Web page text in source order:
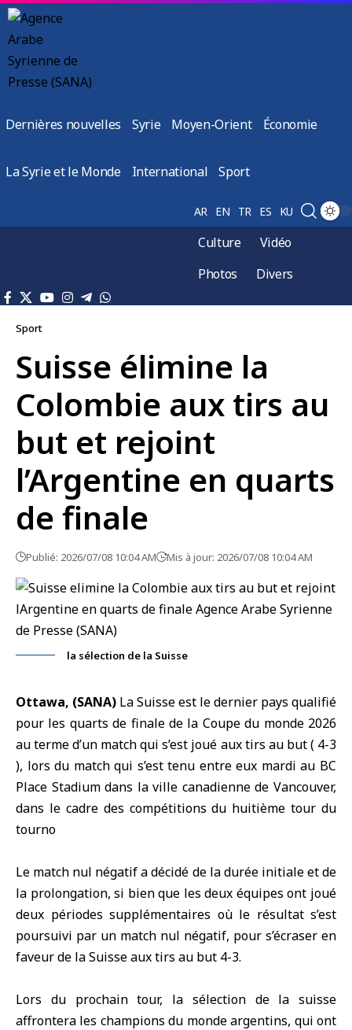
Dernières nouvelles Syrie Moyen-Orient Économie
La Syrie et le Monde International Sport
AR EN TR ES KU
Culture
Vidéo
Photos
Divers
Sport
Suisse élimine la
Colombie aux tirs au
but et rejoint
l’Argentine en quarts
de finale
Publié: 2026/07/08 10:04 AM Mis à jour: 2026/07/08 10:04 AM
la sélection de la Suisse
Ottawa, (SANA) LaSuisseest le dernier pays qualifié
pour les quarts de finale de la Coupe du monde 2026
au terme d’un match qui s’est joué aux tirs au but ( 4-3
), lors du match qui s’est tenu entre eux mardi au BC
Place Stadium dans la ville canadienne de Vancouver,
dans le cadre des compétitions du huitième tour du
tourno
Le match nul négatif a décidé de la durée initiale et de
la prolongation, si bien que les deux équipes ont joué
deux périodes supplémentaires où le résultat s’est
poursuivi par un match nul négatif, pour s’écraser en
faveur de la Suisse aux tirs au but 4-3.
Lors du prochain tour, la sélection de la suisse
affrontera les champions du mondeargentins, qui ont